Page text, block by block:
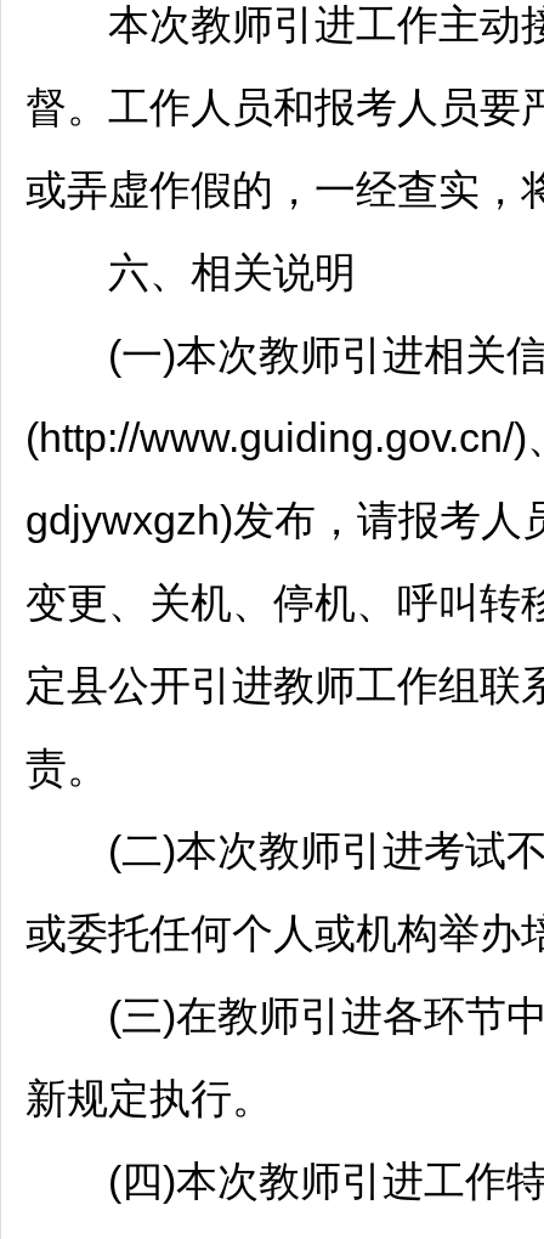
本次教师引进工作主动
督。工作人员和报考人员要
或弄虚作假的，一经查实，
六、相关说明
(一)本次教师引进相关
(http://www.guiding.gov.cn/)
gdjywxgzh)发布，请报考人
变更、关机、停机、呼叫转
定县公开引进教师工作组联
责。
(二)本次教师引进考试
或委托任何个人或机构举办
(三)在教师引进各环节
新规定执行。
(四)本次教师引进工作